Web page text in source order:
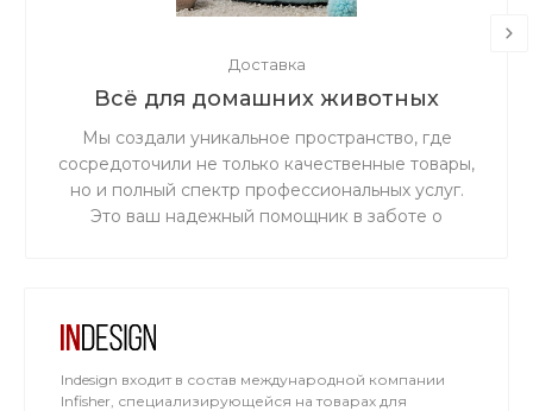
Доставка
Всё для домашних животных
Мы создали уникальное пространство, где
сосредоточили не только качественные товары,
но и полный спектр профессиональных услуг.
Это ваш надежный помощник в заботе о
Indesign входит в состав международной компании
Infisher, специализирующейся на товарах для